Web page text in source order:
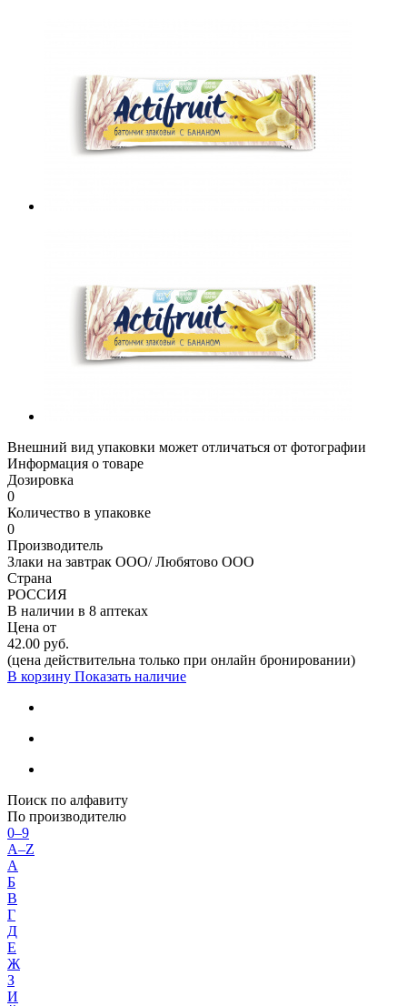
Внешний вид упаковки может отличаться от фотографии
Информация о товаре
Дозировка
0
Количество в упаковке
0
Производитель
Злаки на завтрак ООО/ Любятово ООО
Страна
РОССИЯ
В наличии в 8 аптеках
Цена от
42.00 руб.
(цена действительна только при онлайн бронировании)
В корзину Показать наличие
Поиск по алфавиту
По производителю
0–9
A–Z
А
Б
В
Г
Д
Е
Ж
З
И